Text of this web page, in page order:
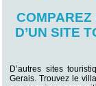
COMPAREZ
D’UN SITE
D’autres sites
Gerais. Trouvez le